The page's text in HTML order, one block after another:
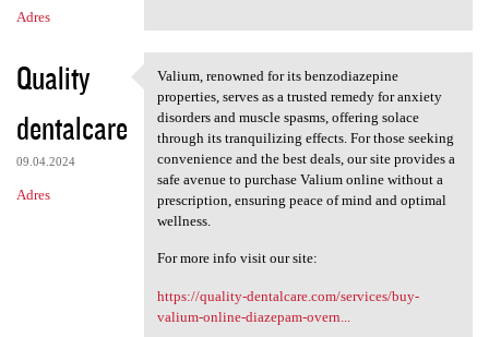
Adres
Quality
dentalcare
09.04.2024
Adres
Valium, renowned for its
Valium, renowned for its benzodiazepine
properties, serves as a trusted remedy for anxiety
disorders and muscle spasms, offering solace
through its tranquilizing effects. For those seeking
convenience and the best deals, our site provides a
safe avenue to purchase Valium online without a
prescription, ensuring peace of mind and optimal
wellness.
For more info visit our site:
https://quality-dentalcare.com/services/buy-
valium-online-diazepam-overn...